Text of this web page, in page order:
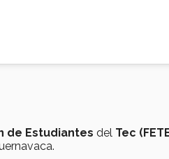
de Estudiantes del Tec